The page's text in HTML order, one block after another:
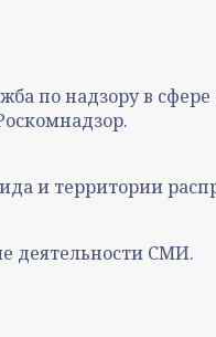
по надзору в
и территории
деятельности СМИ.